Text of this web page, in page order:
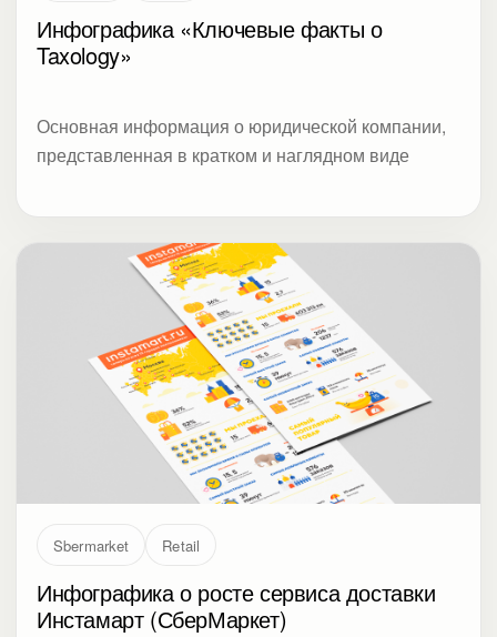
Инфографика «Ключевые факты о
Taxology»
Основная информация о юридической компании,
представленная в кратком и наглядном виде
Sbermarket Retail
Инфографика о росте сервиса доставки
Инстамарт (СберМаркет)